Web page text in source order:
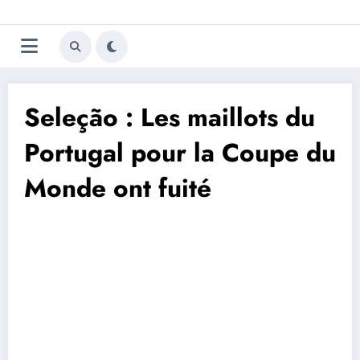
au
contenu
Trivela
L'actualité du football
Seleção : Les maillots du
Portugal pour la Coupe du
Monde ont fuité